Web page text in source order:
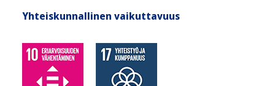
Yhteiskunnallinen vaikuttavuus